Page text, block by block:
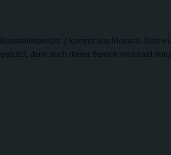
Baustellenbericht 2 kommt aus Monaco. Dort
geputzt, denn auch dieser Bereich wird bald